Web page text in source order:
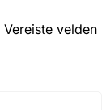
Vereiste velden